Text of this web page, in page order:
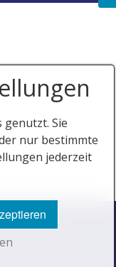
genutzt. Sie
nur bestimmte
jederzeit